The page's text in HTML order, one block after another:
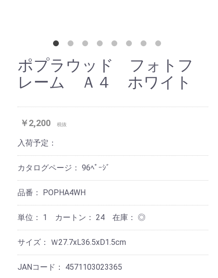
ポプラウッド フォトフ
レーム Ａ４ ホワイト
￥2,200 税抜
入荷予定：
カタログページ： 96ﾍﾟｰｼﾞ
品番： POPHA4WH
単位： 1 カートン： 24 在庫： ◎
サイズ： Ｗ27.7xL36.5xD1.5cm
JANコード： 4571103023365